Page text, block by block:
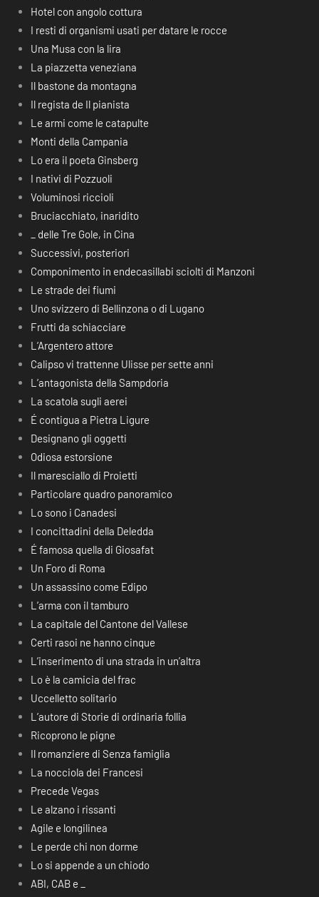
Hotel con angolo cottura
I resti di organismi usati per datare le rocce
Una Musa con la lira
La piazzetta veneziana
Il bastone da montagna
Il regista de Il pianista
Le armi come le catapulte
Monti della Campania
Lo era il poeta Ginsberg
I nativi di Pozzuoli
Voluminosi riccioli
Bruciacchiato, inaridito
_ delle Tre Gole, in Cina
Successivi, posteriori
Componimento in endecasillabi sciolti di Manzoni
Le strade dei fiumi
Uno svizzero di Bellinzona o di Lugano
Frutti da schiacciare
L’Argentero attore
Calipso vi trattenne Ulisse per sette anni
L’antagonista della Sampdoria
La scatola sugli aerei
É contigua a Pietra Ligure
Designano gli oggetti
Odiosa estorsione
Il maresciallo di Proietti
Particolare quadro panoramico
Lo sono i Canadesi
I concittadini della Deledda
É famosa quella di Giosafat
Un Foro di Roma
Un assassino come Edipo
L’arma con il tamburo
La capitale del Cantone del Vallese
Certi rasoi ne hanno cinque
L’inserimento di una strada in un’altra
Lo è la camicia del frac
Uccelletto solitario
L’autore di Storie di ordinaria follia
Ricoprono le pigne
Il romanziere di Senza famiglia
La nocciola dei Francesi
Precede Vegas
Le alzano i rissanti
Agile e longilinea
Le perde chi non dorme
Lo si appende a un chiodo
ABI, CAB e _